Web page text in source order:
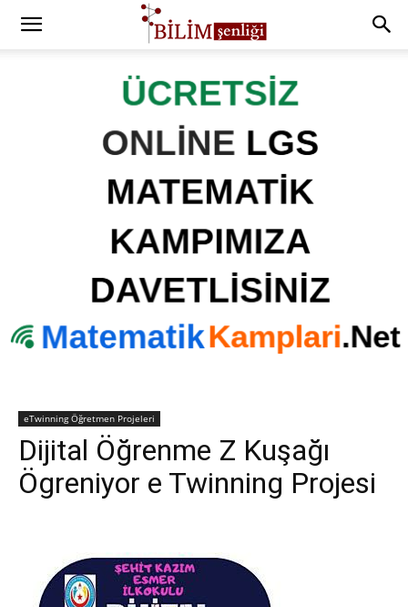
eTwinning Öğretmen Projeleri
Dijital Öğrenme Z Kuşağı
Ögreniyor e Twinning Projesi